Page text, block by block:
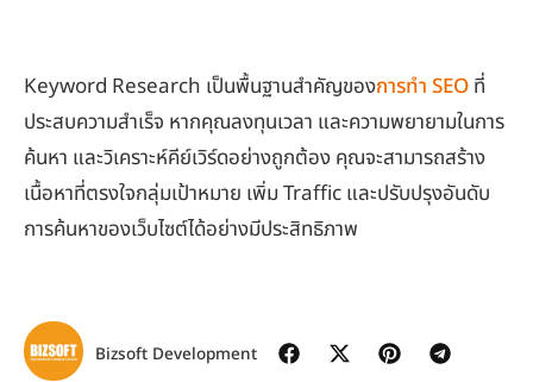
Keyword Research เป็นพื้นฐานสำคัญของการทำ SEOที่
ประสบความสำเร็จ หากคุณลงทุนเวลา และความพยายามในการ
ค้นหา และวิเคราะห์คีย์เวิร์ดอย่างถูกต้อง คุณจะสามารถสร้าง
เนื้อหาที่ตรงใจกลุ่มเป้าหมาย เพิ่ม Traffic และปรับปรุงอันดับ
การค้นหาของเว็บไซต์ได้อย่างมีประสิทธิภาพ
Bizsoft Development